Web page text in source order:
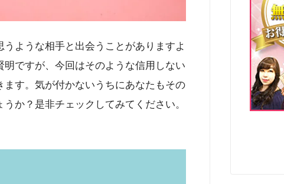
ような相手と出会うことがありますよ
ですが、今回はそのような信用しない
す。気が付かないうちにあなたもその
か？是非チェックしてみてください。